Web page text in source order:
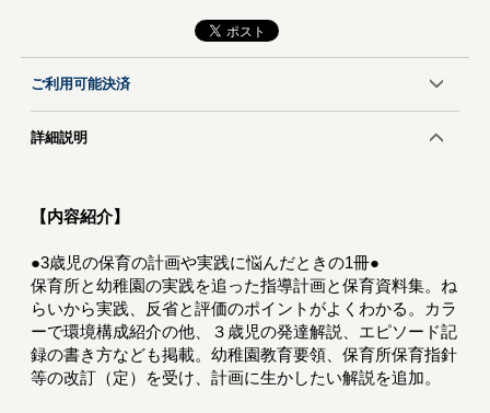
ご利用可能決済
詳細説明
【内容紹介】
●3歳児の保育の計画や実践に悩んだときの1冊●
保育所と幼稚園の実践を追った指導計画と保育資料集。ね
らいから実践、反省と評価のポイントがよくわかる。カラ
ーで環境構成紹介の他、３歳児の発達解説、エピソード記
録の書き方なども掲載。幼稚園教育要領、保育所保育指針
等の改訂（定）を受け、計画に生かしたい解説を追加。